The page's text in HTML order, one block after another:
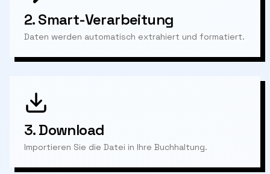
2.Smart-Verarbeitung
Daten werden automatisch extrahiert und formatiert.
3.Download
Importieren Sie die Datei in Ihre Buchhaltung.